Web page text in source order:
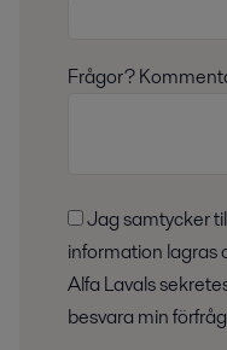
Frågor?
information lagras
Alfa Lavals
besvara min